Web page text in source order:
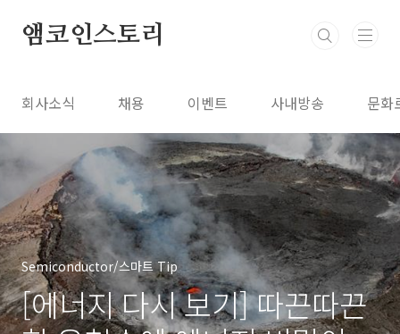
앰코인스토리
회사소식 채용 이벤트 사내방송 문화
Semiconductor/스마트 Tip
[에너지 다시 보기] 따끈따끈